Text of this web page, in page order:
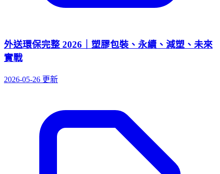
外送環保完整 2026｜塑膠包裝、永續、減塑、未來
實戰
2026-05-26 更新